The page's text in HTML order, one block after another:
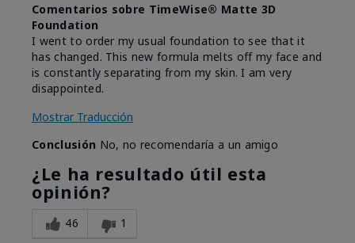
Comentarios sobre TimeWise® Matte 3D
Foundation
I went to order my usual foundation to see that it
has changed. This new formula melts off my face and
is constantly separating from my skin. I am very
disappointed.
Mostrar Traducción
Conclusión No, no recomendaría a un amigo
¿Le ha resultado útil esta
opinión?
46 1